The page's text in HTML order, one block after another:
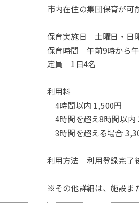
市内在住の集団保育が可
保育実施日 土曜日・日
保育時間 午前9時から
定員 1日4名
利用料
4時間以内 1,500円
4時間を超え8時間以
8時間を超える場合
利用方法 利用登録完了
※その他詳細は、施設ま